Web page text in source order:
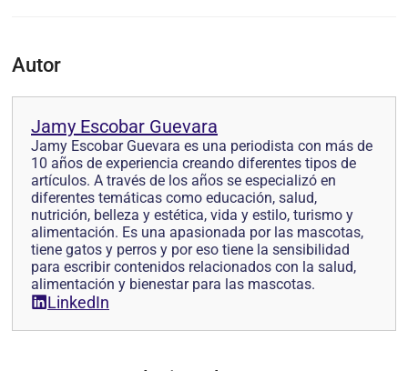
Autor
Jamy Escobar Guevara
Jamy Escobar Guevara es una periodista con más de
10 años de experiencia creando diferentes tipos de
artículos. A través de los años se especializó en
diferentes temáticas como educación, salud,
nutrición, belleza y estética, vida y estilo, turismo y
alimentación. Es una apasionada por las mascotas,
tiene gatos y perros y por eso tiene la sensibilidad
para escribir contenidos relacionados con la salud,
alimentación y bienestar para las mascotas.
LinkedIn